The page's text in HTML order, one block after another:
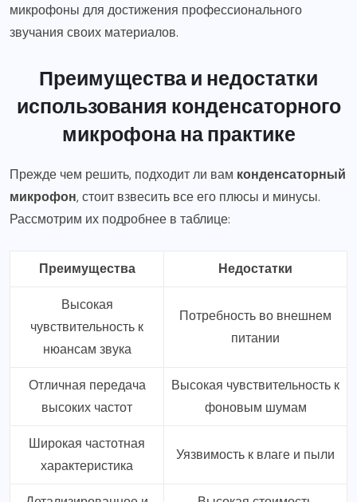
микрофоны для достижения профессионального
звучания своих материалов.
Преимущества и недостатки
использования конденсаторного
микрофона на практике
Прежде чем решить, подходит ли вам конденсаторный
микрофон, стоит взвесить все его плюсы и минусы.
Рассмотрим их подробнее в таблице:
Преимущества Недостатки
Высокая
чувствительность к
нюансам звука
Потребность во внешнем
питании
Отличная передача
высоких частот
Высокая чувствительность к
фоновым шумам
Широкая частотная
характеристика
Уязвимость к влаге и пыли